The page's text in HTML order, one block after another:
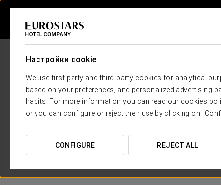
Настройки cookie
We use first-party and third-party cookies for analytical
based on your preferences, and personalized advertising
habits. For more information you can read our cookies
or you can configure or reject their use by clicking on
CONFIGURE REJECT ALL